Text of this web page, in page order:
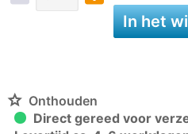
In het
Onthouden
Direct gereed voor